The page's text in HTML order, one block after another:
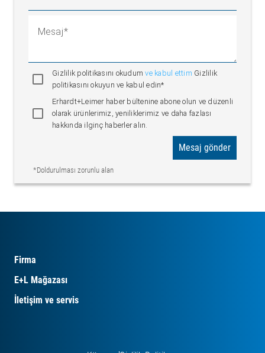
Mesaj
Gizlilik politikasını okudumve kabul ettim Gizlilik
politikasını okuyun ve kabul edin*
Erhardt+Leimer haber bültenine abone olun ve düzenli
olarak ürünlerimiz, yeniliklerimiz ve daha fazlası
hakkında ilginç haberler alın.
*Doldurulması zorunlu alan
Mesaj gönder
Firma
E+L Mağazası
İletişim ve servis